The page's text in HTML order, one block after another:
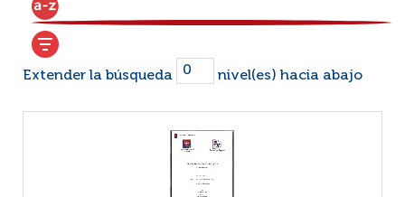
Extender la búsqueda nivel(es) hacia abajo